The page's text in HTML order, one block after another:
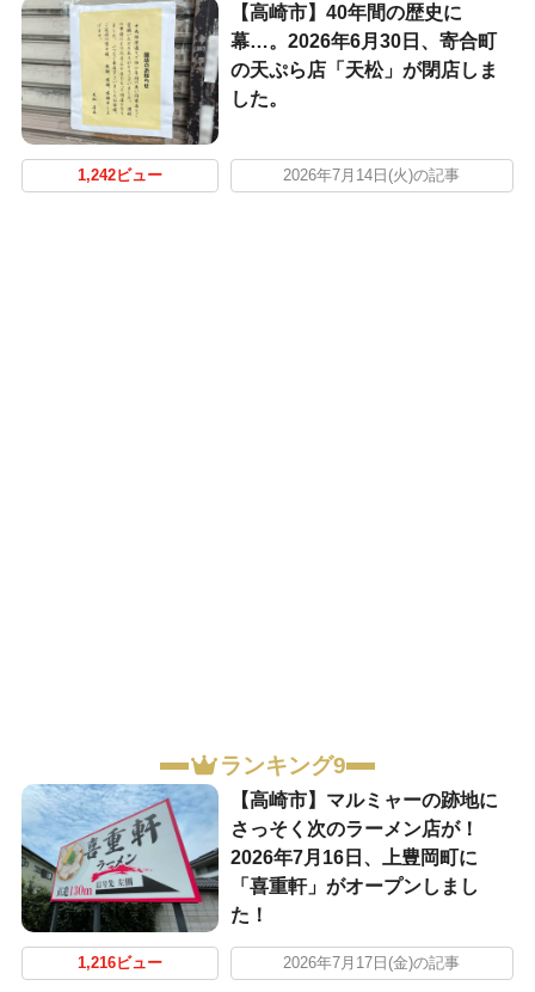
【高崎市】40年間の歴史に
幕…。2026年6月30日、寄合町
の天ぷら店「天松」が閉店しま
した。
1,242ビュー 2026年7月14日(火)の記事
ランキング9
【高崎市】マルミャーの跡地に
さっそく次のラーメン店が！
2026年7月16日、上豊岡町に
「喜重軒」がオープンしまし
た！
1,216ビュー 2026年7月17日(金)の記事